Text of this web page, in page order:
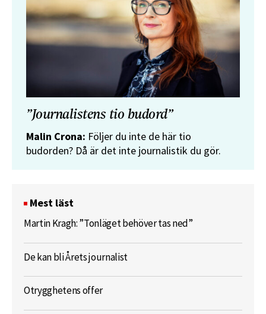
”Journalistens tio budord”
Malin Crona: Följer du inte de här tio
budorden? Då är det inte journalistik du gör.
Mest läst
Martin Kragh: ”Tonläget behöver tas ned”
De kan bli Årets journalist
Otrygghetens offer